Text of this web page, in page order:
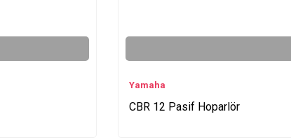
Yamaha
CBR 12 Pasif Hoparlör